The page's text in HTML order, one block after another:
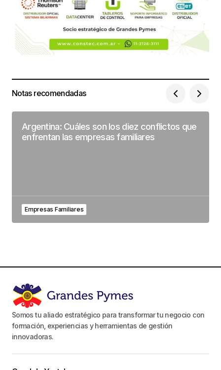
Notas recomendadas
Argentina: Cuáles son los diez conflictos que
enfrentan las empresas familiares
Empresas Familiares
Somos tu aliado estratégico para transformar tu negocio con
formación, experiencias y herramientas de gestión
innovadoras.